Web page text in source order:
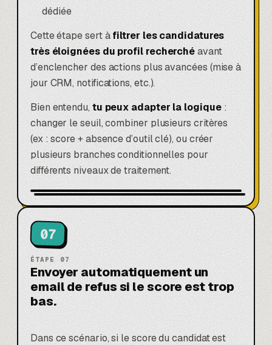
dédiée
Cette étape sert àfiltrer les candidatures
très éloignées du profil recherchéavant
d’enclencher des actions plus avancées (mise à
jour CRM, notifications, etc.).
Bien entendu,tu peux adapter la logique:
changer le seuil, combiner plusieurs critères
(ex : score + absence d’outil clé), ou créer
plusieurs branches conditionnelles pour
différents niveaux de traitement.
07
ÉTAPE 07
Envoyer automatiquement un
email de refus si le score est trop
bas.
Dans ce scénario, si le score du candidat est